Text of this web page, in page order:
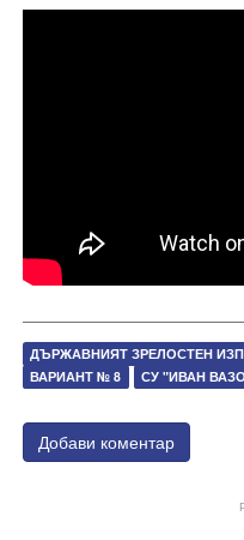
ДЪРЖАВНИЯТ ЗРЕЛОСТЕН
ВАРИАНТ № 8
СУ "ИВАН
Добави коментар